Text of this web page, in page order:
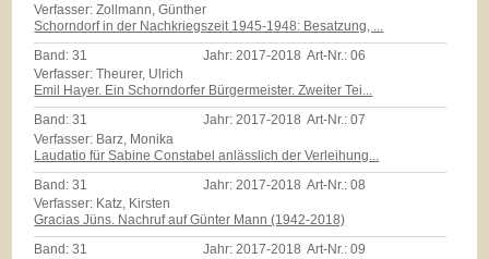
Verfasser: Zollmann, Günther
Schorndorf in der Nachkriegszeit 1945-1948: Besatzung, ...
Band:31 Jahr:2017-2018 Art-Nr.:06
Verfasser: Theurer, Ulrich
Emil Hayer. Ein Schorndorfer Bürgermeister. Zweiter Tei...
Band:31 Jahr:2017-2018 Art-Nr.:07
Verfasser: Barz, Monika
Laudatio für Sabine Constabel anlässlich der Verleihung...
Band:31 Jahr: 2017-2018 Art-Nr.:08
Verfasser: Katz, Kirsten
Gracias Jüns. Nachruf auf Günter Mann (1942-2018)
Band:31 Jahr:2017-2018 Art-Nr.:09